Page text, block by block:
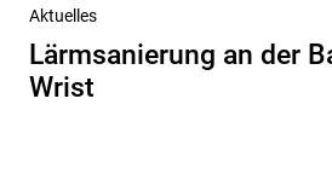
Nächster
Beitrag
Aktuelles
Lärmsanierung an der
Wrist